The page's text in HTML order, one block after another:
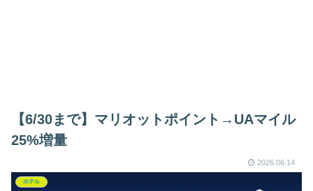
【6/30まで】マリオットポイント→UAマイル
25%増量
2026.06.14
ホテル